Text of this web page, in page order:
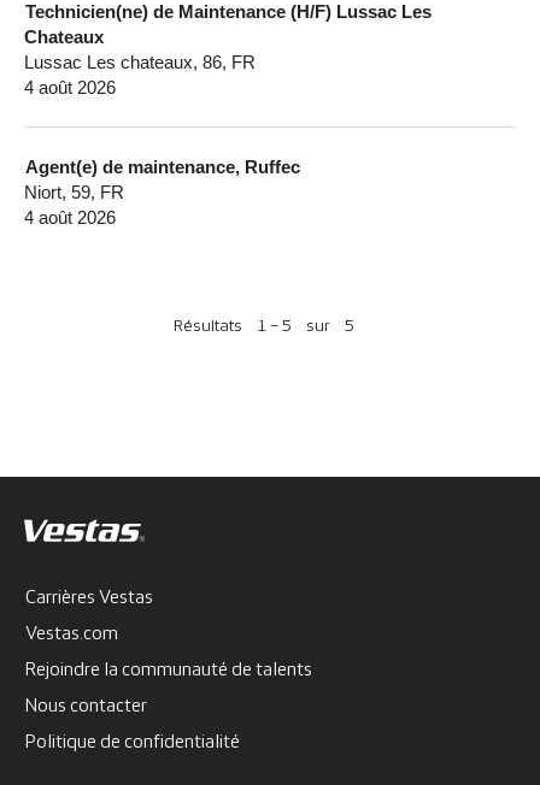
Technicien(ne) de Maintenance (H/F) Lussac Les
Chateaux
Lussac Les chateaux, 86, FR
4 août 2026
Agent(e) de maintenance, Ruffec
Niort, 59, FR
4 août 2026
Résultats 1 – 5 sur 5
Carrières Vestas
Vestas.com
Rejoindre la communauté de talents
Nous contacter
Politique de confidentialité